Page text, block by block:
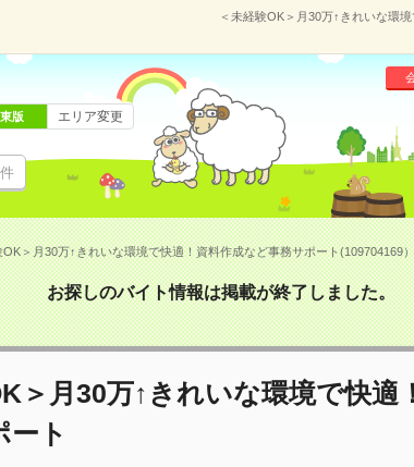
＜未経験OK＞月30万↑きれいな環
版 エリア変更
＞月30万↑きれいな環境で快適！資料作成など事務サポート(109704169）
お探しのバイト情報は掲載が終了しました。
＞月30万↑きれいな環境で快適
ート